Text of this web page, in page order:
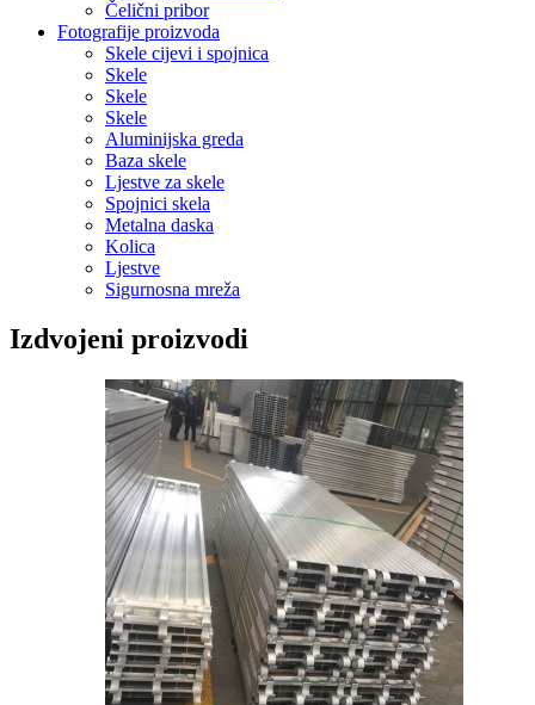
Čelični pribor
Fotografije proizvoda
Skele cijevi i spojnica
Skele
Skele
Skele
Aluminijska greda
Baza skele
Ljestve za skele
Spojnici skela
Metalna daska
Kolica
Ljestve
Sigurnosna mreža
Izdvojeni proizvodi